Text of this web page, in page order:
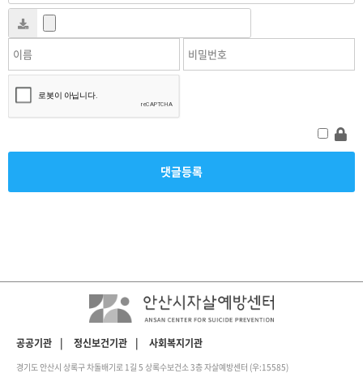
공공기관 | 정신보건기관 | 사회복지기관
경기도 안산시 상록구 차돌배기로 1길 5 상록수보건소 3층 자살예방센터 (우:15585)